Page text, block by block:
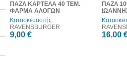
ΠΑΖΛ ΚΑΡΤΕΛΑ 40 ΤΕΜ.
ΦΑΡΜΑ ΑΛΟΓΩΝ
Κατασκευαστής:
RAVENSBURGER
9,00 €
ΠΑΖΛ
16,00